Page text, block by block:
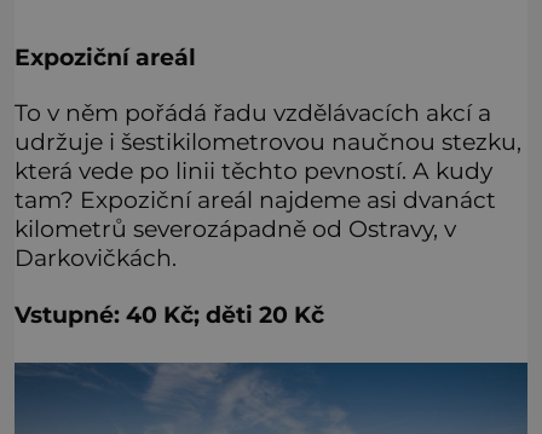
Expoziční areál
To v něm pořádá řadu vzdělávacích akcí a
udržuje i šestikilometrovou naučnou stezku,
která vede po linii těchto pevností. A kudy
tam? Expoziční areál najdeme asi dvanáct
kilometrů severozápadně od Ostravy, v
Darkovičkách.
Vstupné: 40 Kč; děti 20 Kč